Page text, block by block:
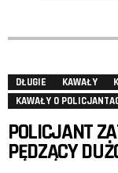
DŁUGIE KAWAŁY
KAWAŁY O
POLICJANT
PĘDZĄCY